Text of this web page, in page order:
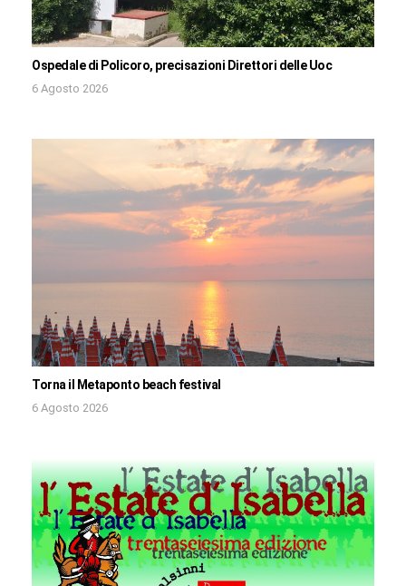
Ospedale di Policoro, precisazioni Direttori delle Uoc
6 Agosto 2026
Torna il Metaponto beach festival
6 Agosto 2026